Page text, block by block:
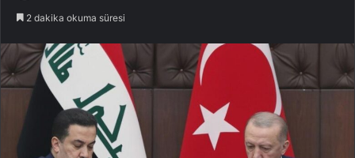
2 dakika okuma süresi